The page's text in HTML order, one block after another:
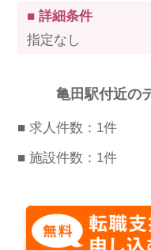
介護の資格取得
その他のお問い
採用
スマイ
介護・看
■ 詳細条件
指定なし
亀田駅付近の
■ 求人件数：1件
■ 施設件数：1件